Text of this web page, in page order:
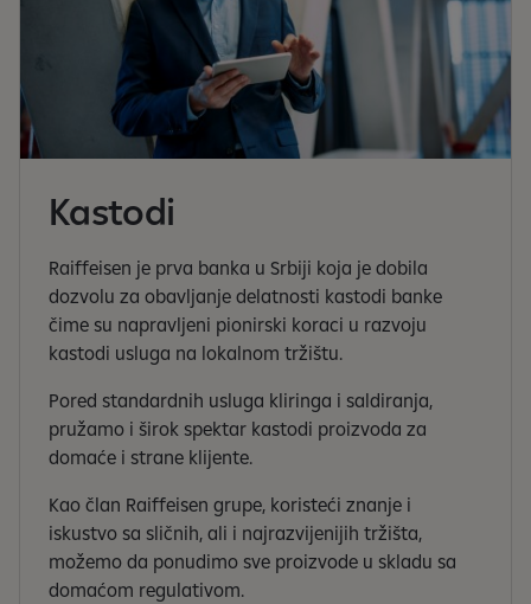
Kastodi
Raiffeisen je prva banka u Srbiji koja je dobila
dozvolu za obavljanje delatnosti kastodi banke
čime su napravljeni pionirski koraci u razvoju
kastodi usluga na lokalnom tržištu.
Pored standardnih usluga kliringa i saldiranja,
pružamo i širok spektar kastodi proizvoda za
domaće i strane klijente.
Kao član Raiffeisen grupe, koristeći znanje i
iskustvo sa sličnih, ali i najrazvijenijih tržišta,
možemo da ponudimo sve proizvode u skladu sa
domaćom regulativom.